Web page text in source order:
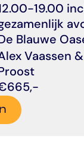
19.00
Blauwe
Vaassen